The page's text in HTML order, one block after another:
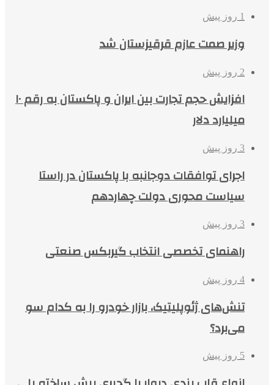
1 روز پیش
وزیر صمت عازم قرقیزستان شد
2 روز پیش
افزایش حجم تجارت بین ایران و پاکستان به رقم ۱۰
میلیارد دلار
3 روز پیش
اجرای توافقات دوجانبه با پاکستان در راستا
سیاست محوری دولت چهاردهم
3 روز پیش
راهنمای تخصصی انتخاب گیربکس صنعتی
4 روز پیش
تنش‌های ژئوپلیتیک، بازار خودرو را به کدام سو
می‌برد؟
5 روز پیش